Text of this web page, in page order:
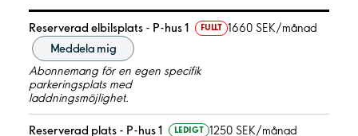
Reserverad elbilsplats - P-hus 1 FULLT 1660 SEK/månad
Meddela mig
Abonnemang för en egen specifik
parkeringsplats med
laddningsmöjlighet.
Reserverad plats - P-hus 1 LEDIGT 1250 SEK/månad